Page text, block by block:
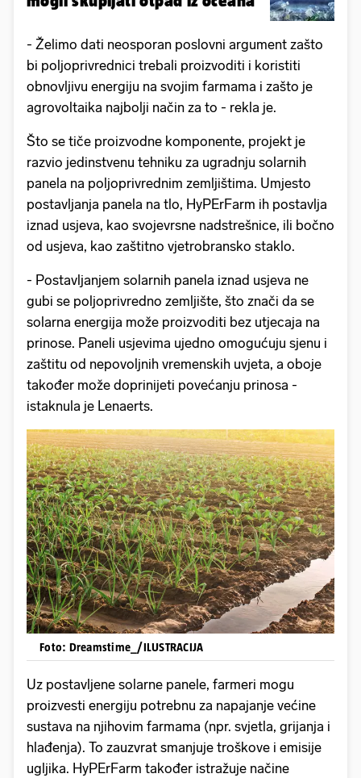
- Želimo dati neosporan poslovni argument zašto
bi poljoprivrednici trebali proizvoditi i koristiti
obnovljivu energiju na svojim farmama i zašto je
agrovoltaika najbolji način za to - rekla je.
Što se tiče proizvodne komponente, projekt je
razvio jedinstvenu tehniku za ugradnju solarnih
panela na poljoprivrednim zemljištima. Umjesto
postavljanja panela na tlo, HyPErFarm ih postavlja
iznad usjeva, kao svojevrsne nadstrešnice, ili bočno
od usjeva, kao zaštitno vjetrobransko staklo.
- Postavljanjem solarnih panela iznad usjeva ne
gubi se poljoprivredno zemljište, što znači da se
solarna energija može proizvoditi bez utjecaja na
prinose. Paneli usjevima ujedno omogućuju sjenu i
zaštitu od nepovoljnih vremenskih uvjeta, a oboje
također može doprinijeti povećanju prinosa -
istaknula je Lenaerts.
Foto: Dreamstime_/ILUSTRACIJA
Uz postavljene solarne panele, farmeri mogu
proizvesti energiju potrebnu za napajanje većine
sustava na njihovim farmama (npr. svjetla, grijanja i
hlađenja). To zauzvrat smanjuje troškove i emisije
ugljika. HyPErFarm također istražuje načine